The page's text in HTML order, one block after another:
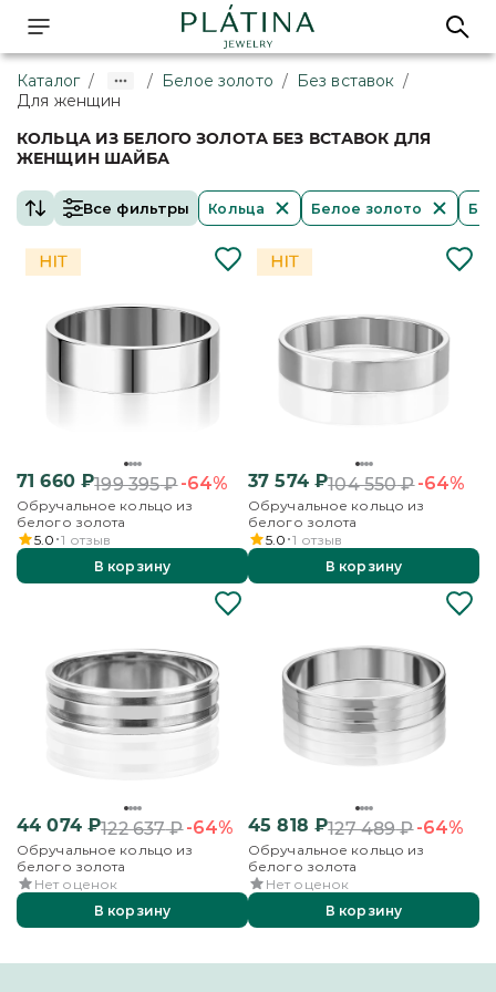
Каталог / / Белое золото / Без вставок /
Для женщин
КОЛЬЦА ИЗ БЕЛОГО ЗОЛОТА БЕЗ ВСТАВОК ДЛЯ
ЖЕНЩИН ШАЙБА
Все фильтры Кольца Белое золото
71 660₽199 395₽-64%
Обручальное кольцо из
белого золота
5.0 1 отзыв
В корзину
37 574₽104 550₽-64%
Обручальное кольцо из
белого золота
5.0 1 отзыв
В корзину
44 074₽122 637₽-64%
Обручальное кольцо из
белого золота
Нет оценок
В корзину
45 818 ₽127 489₽-64%
Обручальное кольцо из
белого золота
Нет оценок
В корзину